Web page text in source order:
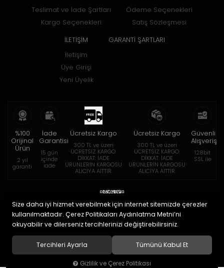
Teslimat ve İade Şartları
Kargo Seçenekleri
Ödeme Seçenekleri
Satış Sözleşmesi
İLETİŞİM
İletişim
Üye Girişi
Yeni Üyelik
GARANTİ ŞARTLARI
%100
Orijinal
Ürün
2 yıl
garanti
İade
Garantisi
15 gün
içinde
iade
Ücretsiz Kargo
300 TL ve üzeri
ÜCRETSİZ KARGO.
DİKKAT: İADE
ÜRÜNLERİN KARGOSU
ALICIYA AİTTİR.
Ücretsiz Kargo
300 TL ve üzeri
ÜCRETSİZ KARGO.
DİKKAT: İADE
ÜRÜNLERİN KARGOSU
ALICIYA AİTTİR.
Güvenli
Alışveriş
128bit
SSL ile
Size daha iyi hizmet verebilmek için internet sitemizde çerezler
kullanılmaktadır. Çerez Politikaları Aydınlatma Metni’ni
okuyabilir ve dilerseniz tercihlerinizi değiştirebilirsiniz.
Tercihleri Ayarla Tümünü Kabul Et
Gizlilik ve Çerez Politikası